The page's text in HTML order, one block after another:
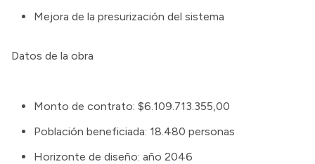
Mejora de la presurización del sistema
Datos de la obra
Monto de contrato: $6.109.713.355,00
Población beneficiada: 18.480 personas
Horizonte de diseño: año 2046